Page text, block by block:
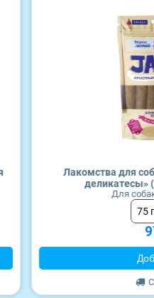
Лакомства для
деликатесы»
Для
75